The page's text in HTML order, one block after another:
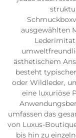
ausgewählten
ästhetischem
besteht
oder Wildleder,
eine luxuriöse
umfassen das
von Luxus-
bis hin zu